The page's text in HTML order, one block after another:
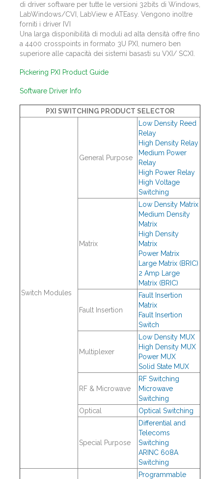
di driver software per tutte le versioni 32bits di Windows,
LabWindows/CVI, LabView e ATEasy. Vengono inoltre
forniti i driver IVI
Una larga disponibilità di moduli ad alta densità offre fino
a 4400 crosspoints in formato 3U PXI, numero ben
superiore alle capacità dei sistemi basasti su VXI/ SCXI.
Pickering PXI Product Guide
Software Driver Info
PXI SWITCHING PRODUCT SELECTOR
Switch Modules
General Purpose
Low Density Reed
Relay
High Density Relay
Medium Power
Relay
High Power Relay
High Voltage
Switching
Matrix
Low Density Matrix
Medium Density
Matrix
High Density
Matrix
Power Matrix
Large Matrix (BRIC)
2 Amp Large
Matrix (BRIC)
Fault Insertion
Fault Insertion
Matrix
Fault Insertion
Switch
Multiplexer
Low Density MUX
High Density MUX
Power MUX
Solid State MUX
RF & Microwave
RF Switching
Microwave
Switching
Optical
Optical Switching
Special Purpose
Differential and
Telecoms
Switching
ARINC 608A
Switching
Programmable